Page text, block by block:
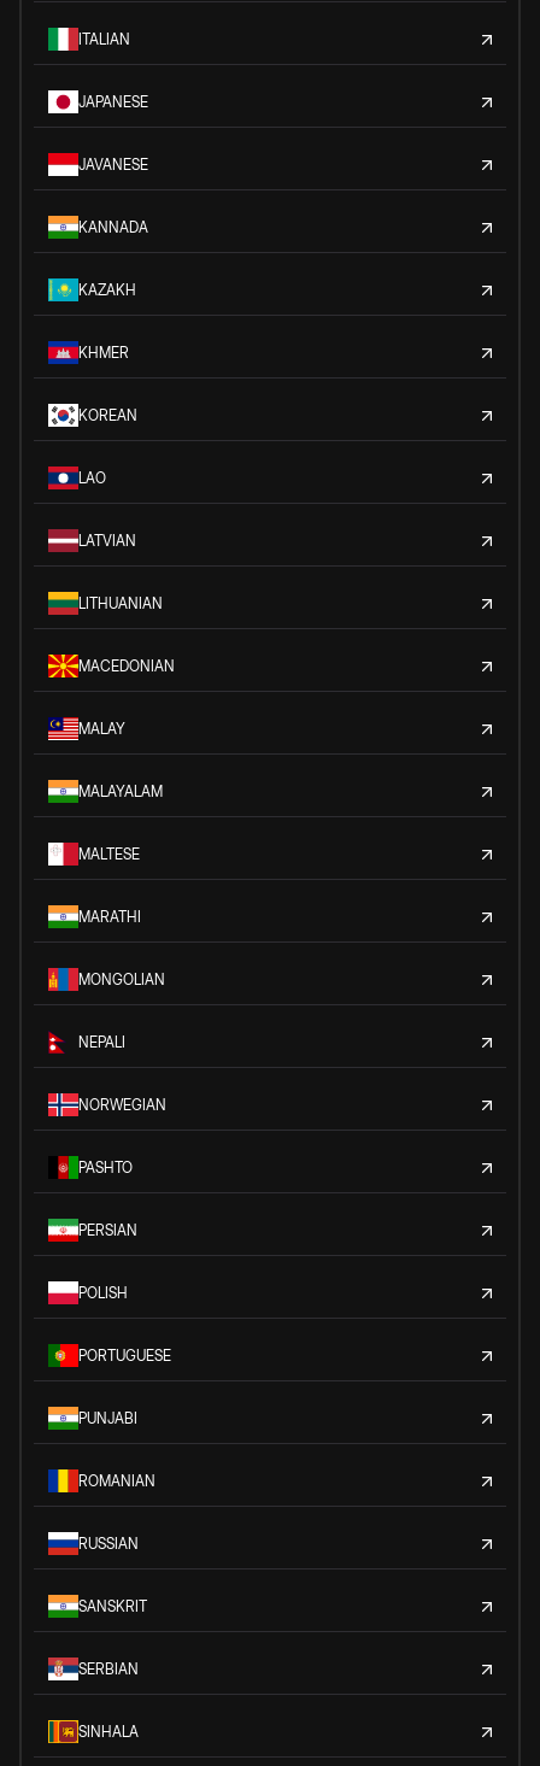
ITALIAN
JAPANESE
JAVANESE
KANNADA
KAZAKH
KHMER
KOREAN
LAO
LATVIAN
LITHUANIAN
MACEDONIAN
MALAY
MALAYALAM
MALTESE
MARATHI
MONGOLIAN
NEPALI
NORWEGIAN
PASHTO
PERSIAN
POLISH
PORTUGUESE
PUNJABI
ROMANIAN
RUSSIAN
SANSKRIT
SERBIAN
SINHALA